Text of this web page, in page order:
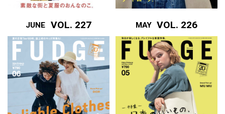
JUNE VOL. 227 MAY VOL. 226